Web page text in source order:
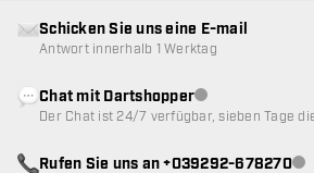
Schicken Sie uns eine E-mail
Antwort innerhalb 1 Werktag
Chat mit DartshopperKundenservice
Der Chat ist 24/7 verfügbar, sieben Tage
Rufen Sie uns an +039292-678270